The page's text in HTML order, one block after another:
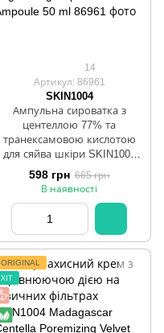
14
Артикул: 86961
SKIN1004
Ампульна сироватка з
центеллою 77% та
транексамовою кислотою
для сяйва шкіри SKIN1004
Madagascar Centella Tone
Brightening Capsule Ampoule
598 грн 665 грн
В наявності
ORIGINAL
ХІТ